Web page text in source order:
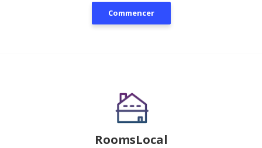
Commencer
RoomsLocal